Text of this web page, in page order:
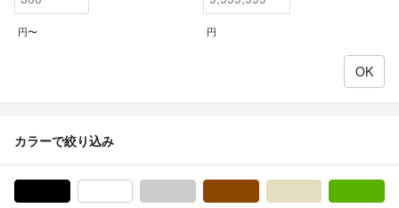
円〜 円
カラーで絞り込み